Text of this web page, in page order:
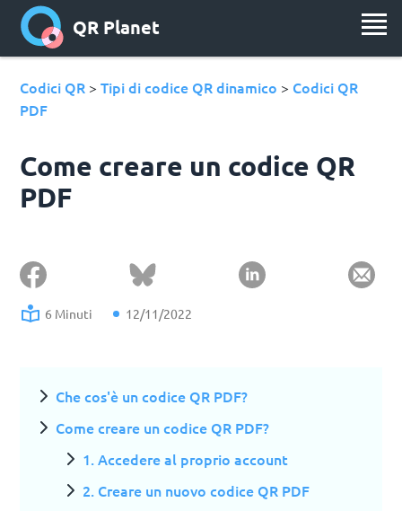
QR Planet
Codici QR >Tipi di codice QR dinamico > Codici QR
PDF
Come creare un codice QR
PDF
6 Minuti 12/11/2022
Che cos'è un codice QR PDF?
Come creare un codice QR PDF?
1. Accedere al proprio account
2. Creare un nuovo codice QR PDF